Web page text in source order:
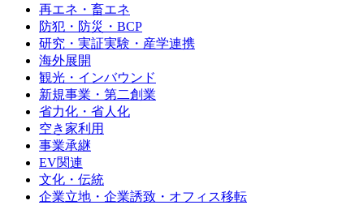
再エネ・畜エネ
防犯・防災・BCP
研究・実証実験・産学連携
海外展開
観光・インバウンド
新規事業・第二創業
省力化・省人化
空き家利用
事業承継
EV関連
文化・伝統
企業立地・企業誘致・オフィス移転